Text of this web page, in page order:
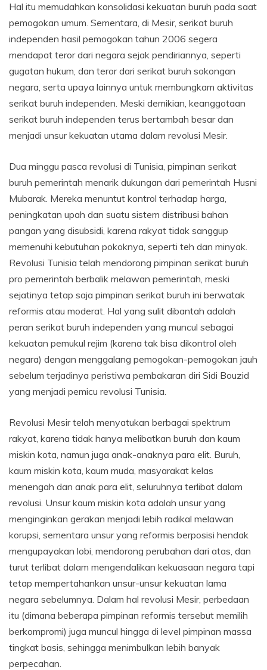
Hal itu memudahkan konsolidasi kekuatan buruh pada saat
pemogokan umum. Sementara, di Mesir, serikat buruh
independen hasil pemogokan tahun 2006 segera
mendapat teror dari negara sejak pendiriannya, seperti
gugatan hukum, dan teror dari serikat buruh sokongan
negara, serta upaya lainnya untuk membungkam aktivitas
serikat buruh independen. Meski demikian, keanggotaan
serikat buruh independen terus bertambah besar dan
menjadi unsur kekuatan utama dalam revolusi Mesir.
Dua minggu pasca revolusi di Tunisia, pimpinan serikat
buruh pemerintah menarik dukungan dari pemerintah Husni
Mubarak. Mereka menuntut kontrol terhadap harga,
peningkatan upah dan suatu sistem distribusi bahan
pangan yang disubsidi, karena rakyat tidak sanggup
memenuhi kebutuhan pokoknya, seperti teh dan minyak.
Revolusi Tunisia telah mendorong pimpinan serikat buruh
pro pemerintah berbalik melawan pemerintah, meski
sejatinya tetap saja pimpinan serikat buruh ini berwatak
reformis atau moderat. Hal yang sulit dibantah adalah
peran serikat buruh independen yang muncul sebagai
kekuatan pemukul rejim (karena tak bisa dikontrol oleh
negara) dengan menggalang pemogokan-pemogokan jauh
sebelum terjadinya peristiwa pembakaran diri Sidi Bouzid
yang menjadi pemicu revolusi Tunisia.
Revolusi Mesir telah menyatukan berbagai spektrum
rakyat, karena tidak hanya melibatkan buruh dan kaum
miskin kota, namun juga anak-anaknya para elit. Buruh,
kaum miskin kota, kaum muda, masyarakat kelas
menengah dan anak para elit, seluruhnya terlibat dalam
revolusi. Unsur kaum miskin kota adalah unsur yang
menginginkan gerakan menjadi lebih radikal melawan
korupsi, sementara unsur yang reformis berposisi hendak
mengupayakan lobi, mendorong perubahan dari atas, dan
turut terlibat dalam mengendalikan kekuasaan negara tapi
tetap mempertahankan unsur-unsur kekuatan lama
negara sebelumnya. Dalam hal revolusi Mesir, perbedaan
itu (dimana beberapa pimpinan reformis tersebut memilih
berkompromi) juga muncul hingga di level pimpinan massa
tingkat basis, sehingga menimbulkan lebih banyak
perpecahan.